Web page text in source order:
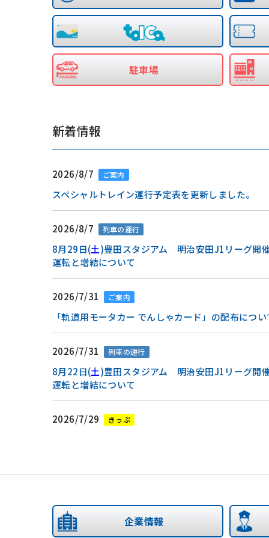
駐車場
新着情報
2026/8/7 ご案内
スペシャルトレイン運行予定表を更新しました。
2026/8/7 列車の運行
8月29日(土)豊田スタジアム 明治安田J1リーグ開
運転と増結について
2026/7/31 ご案内
「軌道用モータカー でんしゃカード」の配布につい
2026/7/31 列車の運行
8月22日(土)豊田スタジアム 明治安田J1リーグ開
運転と増結について
2026/7/29 きっぷ
2026/7/23 列車の運行
転と増結について
企業情報